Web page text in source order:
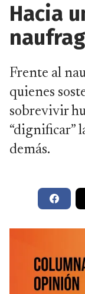
Hacia
Frente al
quienes
sobrevivir
“dignificar”
demás.